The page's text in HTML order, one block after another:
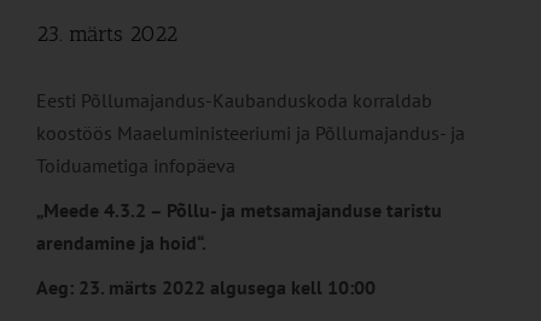
23. märts 2022
Eesti Põllumajandus-Kaubanduskoda korraldab
koostöös Maaeluministeeriumi ja Põllumajandus- ja
Toiduametiga infopäeva
„Meede 4.3.2 – Põllu- ja metsamajanduse taristu
arendamine ja hoid“.
Aeg: 23. märts 2022 algusega kell 10:00